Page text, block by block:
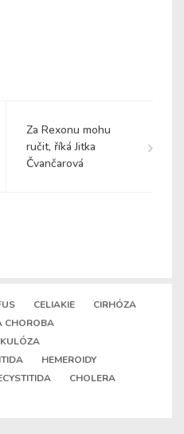
Za Rexonu mohu
ručit, říká Jitka
Čvančarová
CELIAKIE
CIRHÓZA
CHOROBA
HEMEROIDY
CHOLERA